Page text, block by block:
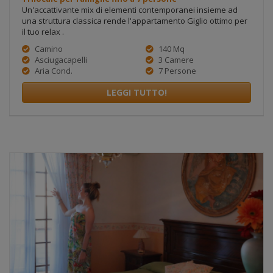
Un'accattivante mix di elementi contemporanei insieme ad
una struttura classica rende l'appartamento Giglio ottimo per
il tuo relax .
Camino
Asciugacapelli
Aria Cond.
140 Mq
3 Camere
7 Persone
LEGGI TUTTO!